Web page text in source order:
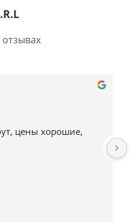
цены хорошие,